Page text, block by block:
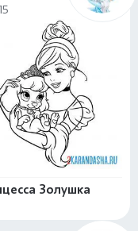
Золушка